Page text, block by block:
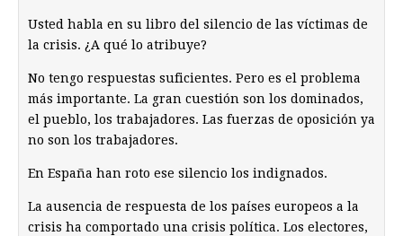
Usted habla en su libro del silencio de las víctimas de
la crisis. ¿A qué lo atribuye?
No tengo respuestas suficientes. Pero es el problema
más importante. La gran cuestión son los dominados,
el pueblo, los trabajadores. Las fuerzas de oposición ya
no son los trabajadores.
En España han roto ese silencio los indignados.
La ausencia de respuesta de los países europeos a la
crisis ha comportado una crisis política. Los electores,